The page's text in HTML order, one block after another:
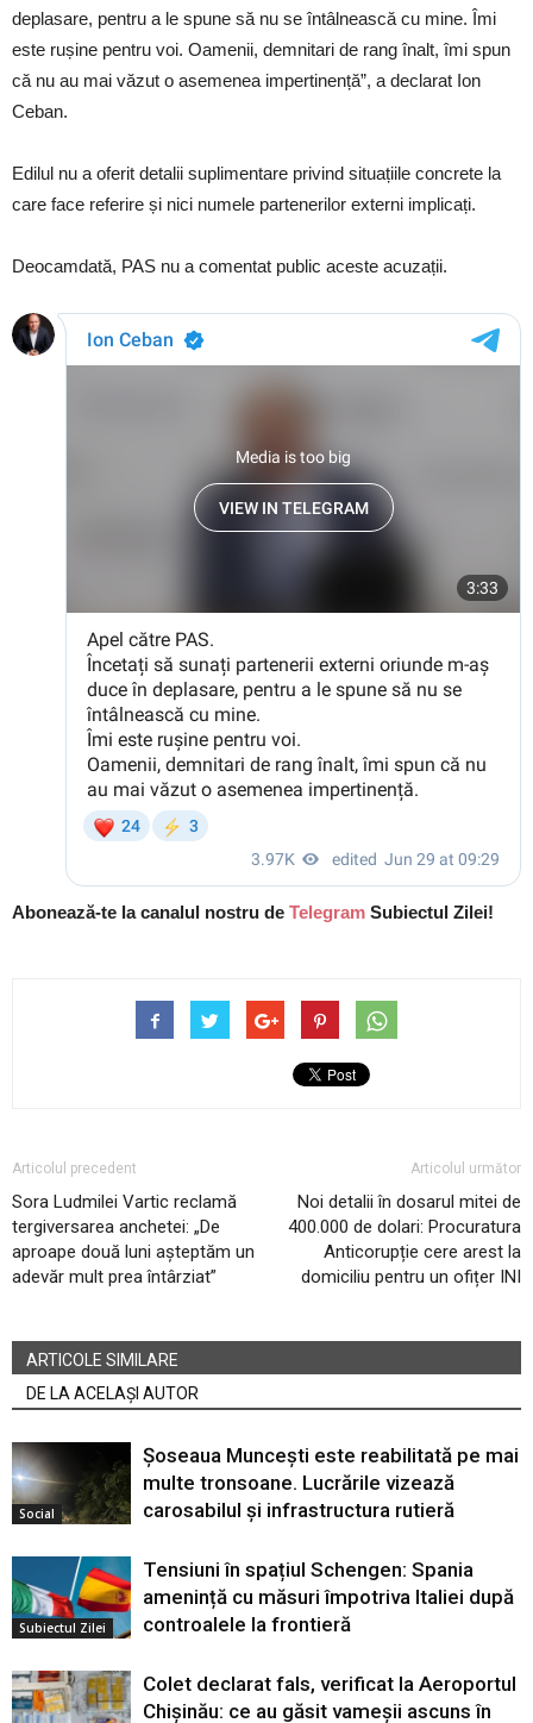
deplasare, pentru a le spune să nu se întâlnească cu mine. Îmi
este rușine pentru voi. Oamenii, demnitari de rang înalt, îmi spun
că nu au mai văzut o asemenea impertinență”, a declarat Ion
Ceban.
Edilul nu a oferit detalii suplimentare privind situațiile concrete la
care face referire și nici numele partenerilor externi implicați.
Deocamdată, PAS nu a comentat public aceste acuzații.
Abonează-te la canalul nostru de Telegram Subiectul Zilei!
Articolul precedent
Sora Ludmilei Vartic reclamă
tergiversarea anchetei: „De
aproape două luni așteptăm un
adevăr mult prea întârziat”
Articolul următor
Noi detalii în dosarul mitei de
400.000 de dolari: Procuratura
Anticorupție cere arest la
domiciliu pentru un ofițer INI
ARTICOLE SIMILARE
DE LA ACELAȘI AUTOR
Social
Șoseaua Muncești este reabilitată pe mai
multe tronsoane. Lucrările vizează
carosabilul și infrastructura rutieră
Subiectul Zilei
Tensiuni în spațiul Schengen: Spania
amenință cu măsuri împotriva Italiei după
controalele la frontieră
Colet declarat fals, verificat la Aeroportul
Chișinău: ce au găsit vameșii ascuns în